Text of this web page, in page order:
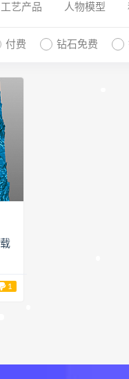
工艺产品 人物模型
付费 钻石免费
1